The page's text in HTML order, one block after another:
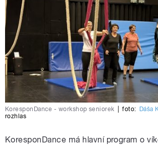
KoresponDance - workshop seniorek foto: Dáša
rozhlas
KoresponDance má hlavní program o